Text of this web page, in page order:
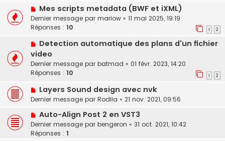
Mes scripts metadata (BWF et iXML)
Dernier message par mariow « 11 mai 2025, 19:19
Réponses : 10 1 2
Detection automatique des plans d'un fichier
video
Dernier message par batmad « 01 févr. 2023, 14:20
Réponses : 10 1 2
Layers Sound design avec nvk
Dernier message par Rodila « 21 nov. 2021, 09:56
Auto-Align Post 2 en VST3
Dernier message par bengeron « 31 oct. 2021, 10:42
Réponses : 1